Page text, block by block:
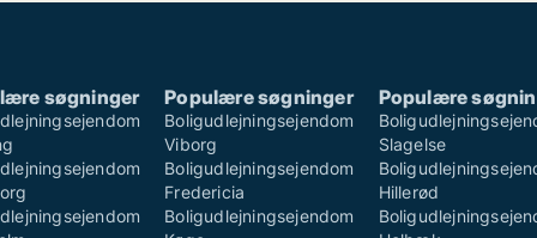
søgninger Populære søgninger
Boligudlejningsejendom
Viborg
Boligudlejningsejendom
Fredericia
Boligudlejningsejendom
Populære
Slagelse
Hillerød